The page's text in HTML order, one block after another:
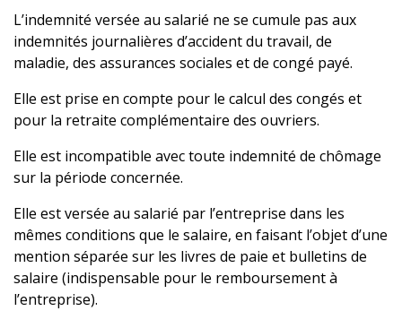
L’indemnité versée au salarié ne se cumule pas aux
indemnités journalières d’accident du travail, de
maladie, des assurances sociales et de congé payé.
Elle est prise en compte pour le calcul des congés et
pour la retraite complémentaire des ouvriers.
Elle est incompatible avec toute indemnité de chômage
sur la période concernée.
Elle est versée au salarié par l’entreprise dans les
mêmes conditions que le salaire, en faisant l’objet d’une
mention séparée sur les livres de paie et bulletins de
salaire (indispensable pour le remboursement à
l’entreprise).